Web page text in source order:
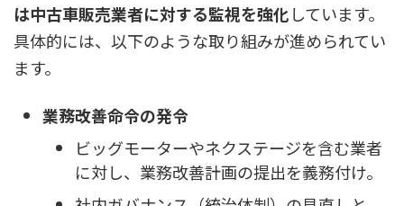
は中古車販売業者に対する監視を強化しています。
具体的には、以下のような取り組みが進められてい
ます。
業務改善命令の発令
ビッグモーターやネクステージを含む業者
に対し、業務改善計画の提出を義務付け。